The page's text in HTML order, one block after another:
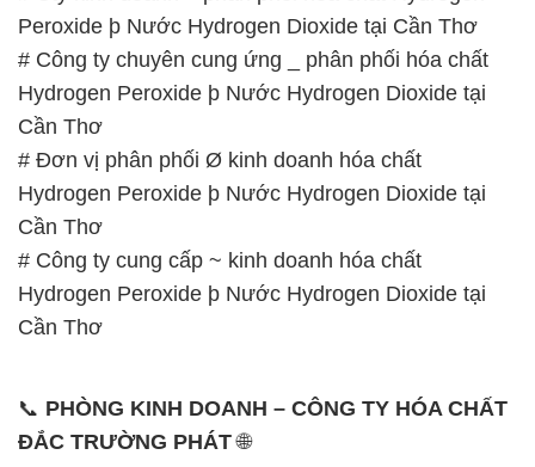
# Đơn vị phân phối Ø kinh doanh hóa chất
Hydrogen Peroxide þ Nước Hydrogen Dioxide tại
Cần Thơ
# Công ty cung cấp ~ kinh doanh hóa chất
Hydrogen Peroxide þ Nước Hydrogen Dioxide tại
Cần Thơ
📞PHÒNG KINH DOANH – CÔNG TY HÓA CHẤT
ĐẮC TRƯỜNG PHÁT🌐
🌐 Website: https://hoachatviet.net/
– 0933.920.505 – 028.3504.5555